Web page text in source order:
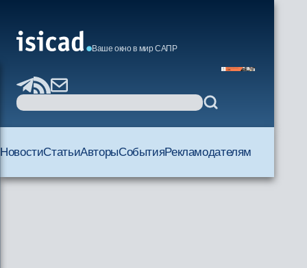
Ваше окно в мир САПР
НовостиСтатьиАвторыСобытияРекламодателям